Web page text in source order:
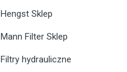
Hengst Sklep
Mann Filter Sklep
Filtry hydrauliczne